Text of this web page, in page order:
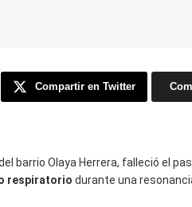
Compartir en Twitter
barrio Olaya Herrera, falleció el
respiratorio durante una